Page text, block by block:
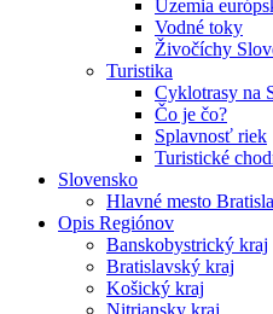
Územia
Vodné toky
Živočíchy
Turistika
Cyklotrasy na
Čo je čo?
Splavnosť riek
Turistické
Slovensko
Hlavné mesto
Opis Regiónov
Banskobystrický kraj
Bratislavský kraj
Košický kraj
Nitriansky kraj